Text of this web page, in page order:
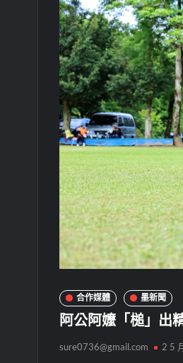
合作媒體 墨新聞
阿公阿嬤「槌」出
sure0736@gmail.com 2 5